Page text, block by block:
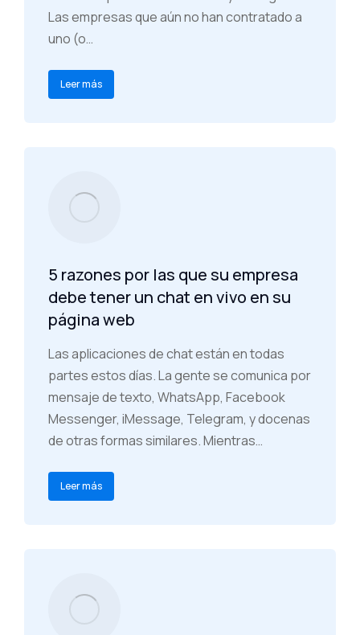
Las empresas que aún no han contratado a
uno (o…
Leer más
5 razones por las que su empresa
debe tener un chat en vivo en su
página web
Las aplicaciones de chat están en todas
partes estos días. La gente se comunica por
mensaje de texto, WhatsApp, Facebook
Messenger, iMessage, Telegram, y docenas
de otras formas similares. Mientras…
Leer más